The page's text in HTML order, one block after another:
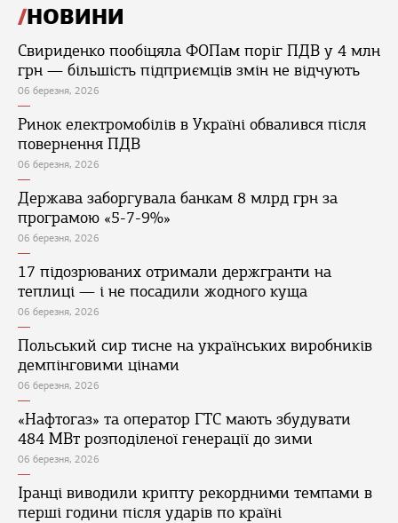
НОВИНИ
Свириденко пообіцяла ФОПам поріг ПДВ у 4 млн
грн — більшість підприємців змін не відчують
06 березня, 2026
Ринок електромобілів в Україні обвалився після
повернення ПДВ
06 березня, 2026
Держава заборгувала банкам 8 млрд грн за
програмою «5-7-9%»
06 березня, 2026
17 підозрюваних отримали держгранти на
теплиці — і не посадили жодного куща
06 березня, 2026
Польський сир тисне на українських виробників
демпінговими цінами
06 березня, 2026
«Нафтогаз» та оператор ГТС мають збудувати
484 МВт розподіленої генерації до зими
06 березня, 2026
Іранці виводили крипту рекордними темпами в
перші години після ударів по країні